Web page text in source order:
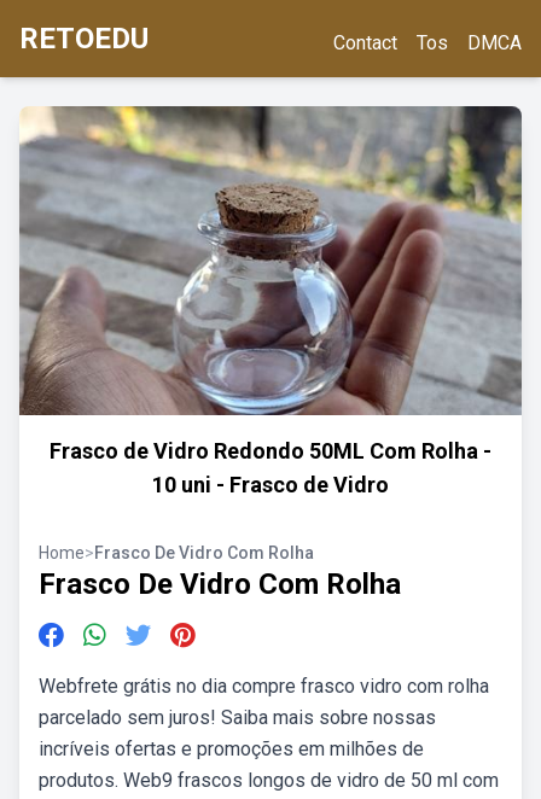
RETOEDU Contact Tos DMCA
Frasco de Vidro Redondo 50ML Com Rolha -
10 uni - Frasco de Vidro
Home>Frasco De Vidro Com Rolha
Frasco De Vidro Com Rolha
Webfrete grátis no dia compre frasco vidro com rolha
parcelado sem juros! Saiba mais sobre nossas
incríveis ofertas e promoções em milhões de
produtos. Web9 frascos longos de vidro de 50 ml com